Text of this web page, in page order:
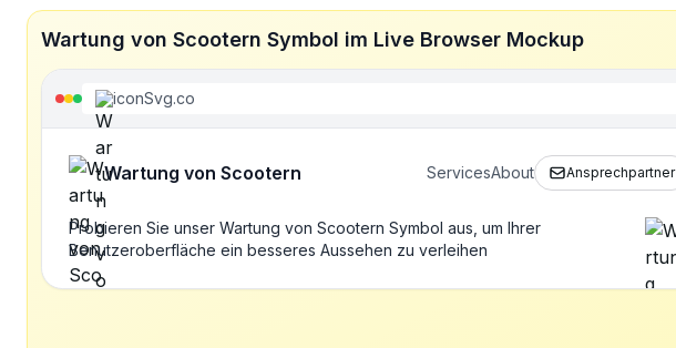
Wartung von Scootern Symbol im Live Browser Mockup
iconSvg.co
Wartung von Scootern ServicesAbout Ansprechpartner
Probieren Sie unser Wartung von Scootern Symbol aus, um Ihrer
Benutzeroberfläche ein besseres Aussehen zu verleihen